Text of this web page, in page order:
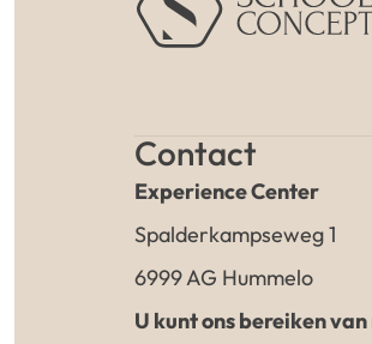
Contact
Experience Center
Spalderkampseweg 1
6999 AG Hummelo
U kunt ons bereiken